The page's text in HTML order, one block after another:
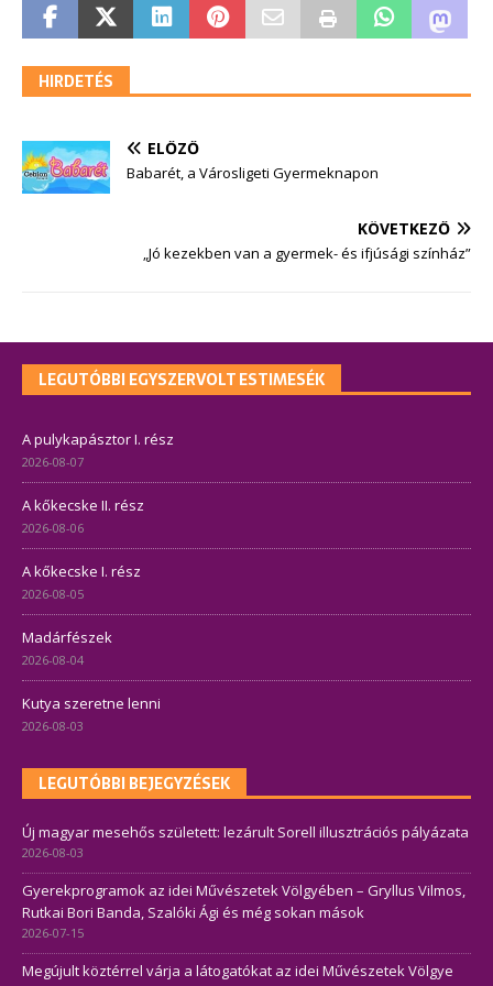
HIRDETÉS
ELŐZŐ
Babarét, a Városligeti Gyermeknapon
KÖVETKEZŐ
„Jó kezekben van a gyermek- és ifjúsági színház”
LEGUTÓBBI EGYSZERVOLT ESTIMESÉK
A pulykapásztor I. rész
2026-08-07
A kőkecske II. rész
2026-08-06
A kőkecske I. rész
2026-08-05
Madárfészek
2026-08-04
Kutya szeretne lenni
2026-08-03
LEGUTÓBBI BEJEGYZÉSEK
Új magyar mesehős született: lezárult Sorell illusztrációs pályázata
2026-08-03
Gyerekprogramok az idei Művészetek Völgyében – Gryllus Vilmos,
Rutkai Bori Banda, Szalóki Ági és még sokan mások
2026-07-15
Megújult köztérrel várja a látogatókat az idei Művészetek Völgye